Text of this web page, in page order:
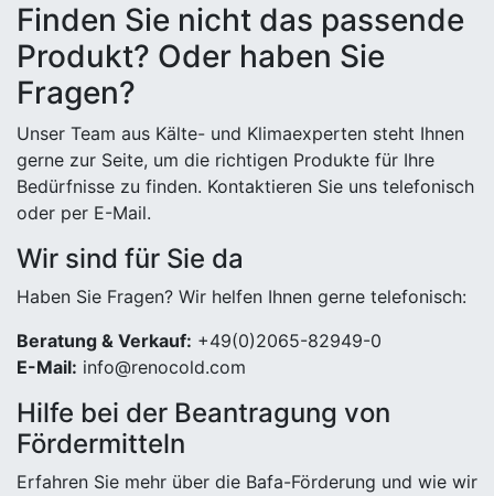
Finden Sie nicht das passende
Produkt? Oder haben Sie
Fragen?
Unser Team aus Kälte- und Klimaexperten steht Ihnen
gerne zur Seite, um die richtigen Produkte für Ihre
Bedürfnisse zu finden. Kontaktieren Sie uns telefonisch
oder per E-Mail.
Wir sind für Sie da
Haben Sie Fragen? Wir helfen Ihnen gerne telefonisch:
Beratung & Verkauf: +49(0)2065-82949-0
E-Mail: info@renocold.com
Hilfe bei der Beantragung von
Fördermitteln
Erfahren Sie mehr über die Bafa-Förderung und wie wir